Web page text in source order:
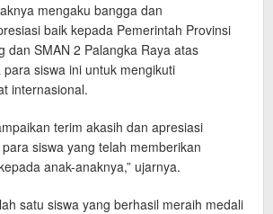
mengaku bangga dan
baik kepada Pemerintah Provinsi
dan SMAN 2 Palangka Raya atas
siswa ini untuk mengikuti
internasional.
terim akasih dan apresiasi
siswa yang telah memberikan
anak-anaknya,” ujarnya.
satu siswa yang berhasil meraih medali